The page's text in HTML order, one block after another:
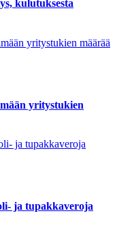
kulutuksesta
yritystukien
ja tupakkaveroja